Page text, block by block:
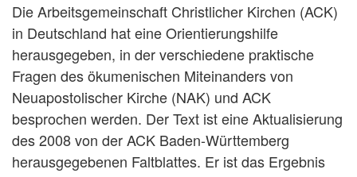
Die Arbeitsgemeinschaft Christlicher Kirchen (ACK)
in Deutschland hat eine Orientierungshilfe
herausgegeben, in der verschiedene praktische
Fragen des ökumenischen Miteinanders von
Neuapostolischer Kirche (NAK) und ACK
besprochen werden. Der Text ist eine Aktualisierung
des 2008 von der ACK Baden-Württemberg
herausgegebenen Faltblattes. Er ist das Ergebnis